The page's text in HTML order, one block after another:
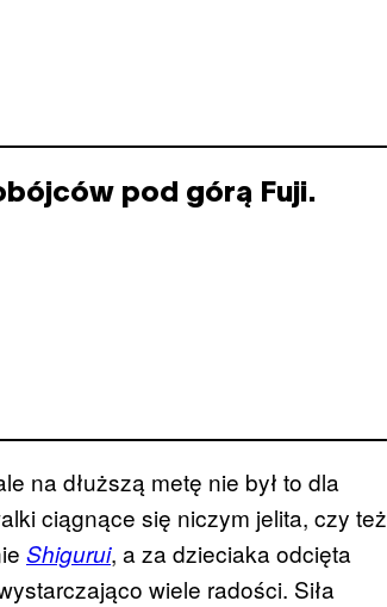
pod górą Fuji.
na dłuższą metę nie był to dla
ciągnące się niczym jelita, czy też
Shigurui, a za dzieciaka odcięta
wiele radości. Siła